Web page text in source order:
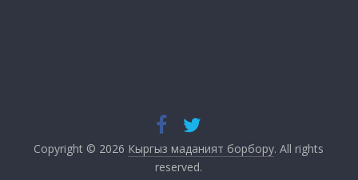
Copyright © 2026 Кыргыз маданият борбору. All rights
reserved.